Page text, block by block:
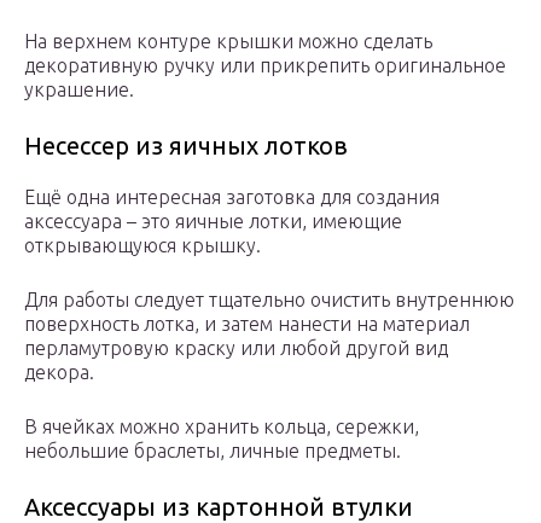
На верхнем контуре крышки можно сделать
декоративную ручку или прикрепить оригинальное
украшение.
Несессер из яичных лотков
Ещё одна интересная заготовка для создания
аксессуара – это яичные лотки, имеющие
открывающуюся крышку.
Для работы следует тщательно очистить внутреннюю
поверхность лотка, и затем нанести на материал
перламутровую краску или любой другой вид
декора.
В ячейках можно хранить кольца, сережки,
небольшие браслеты, личные предметы.
Аксессуары из картонной втулки